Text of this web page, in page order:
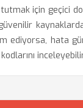
için geçici
ediyorsa, hata